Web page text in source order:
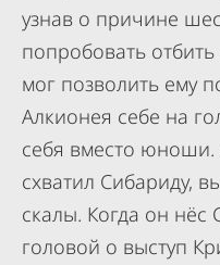
узнав о причине
попробовать
мог позволить ему
Алкионея себе на
себя вместо
схватил Сибариду,
скалы. Когда он нёс
головой о выступ